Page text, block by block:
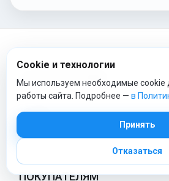
ТОП КАТЕГОРИИ
Детские конверты
ПОКУПАТЕЛЯМ
Cookie и технологии
Мы используем необходимые cookie
работы сайта. Подробнее — в
Принять
Отказаться